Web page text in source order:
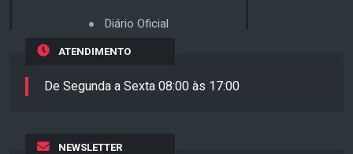
Diário Oficial
ATENDIMENTO
De Segunda a Sexta 08:00 às 17:00
NEWSLETTER